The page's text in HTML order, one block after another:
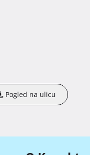
Pogled na ulicu